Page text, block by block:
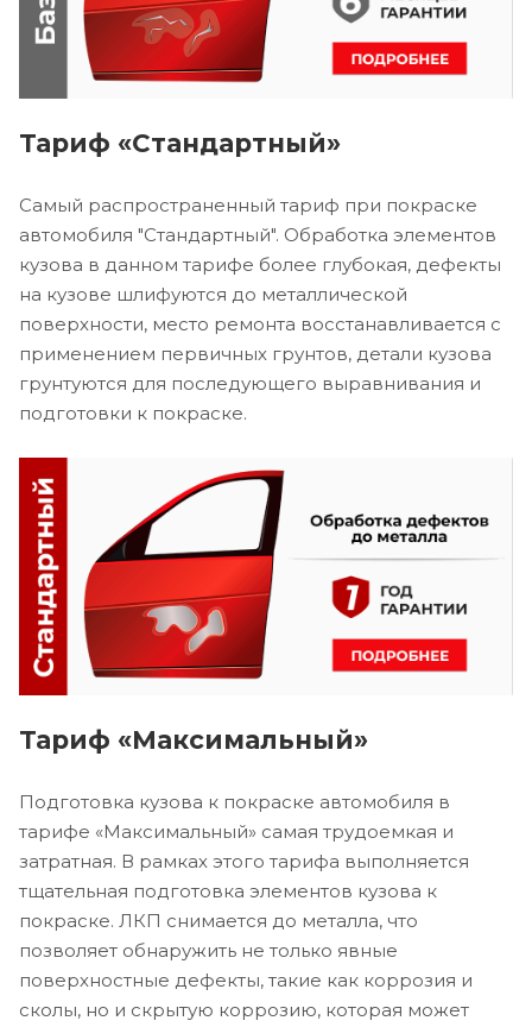
Тариф «Стандартный»
Самый распространенный тариф при покраске
автомобиля "Стандартный". Обработка элементов
кузова в данном тарифе более глубокая, дефекты
на кузове шлифуются до металлической
поверхности, место ремонта восстанавливается с
применением первичных грунтов, детали кузова
грунтуются для последующего выравнивания и
подготовки к покраске.
Тариф «Максимальный»
Подготовка кузова к покраске автомобиля в
тарифе «Максимальный» самая трудоемкая и
затратная. В рамках этого тарифа выполняется
тщательная подготовка элементов кузова к
покраске. ЛКП снимается до металла, что
позволяет обнаружить не только явные
поверхностные дефекты, такие как коррозия и
сколы, но и скрытую коррозию, которая может